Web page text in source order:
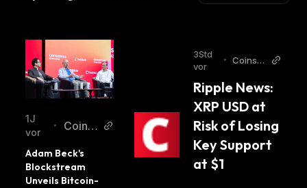
1J
vor
•
CoinD
Adam Beck's
Blockstream
Unveils Bitcoin-
3Std
vor
• Coinsp
Ripple News:
XRP USD at
Risk of Losing
Key Support
at $1